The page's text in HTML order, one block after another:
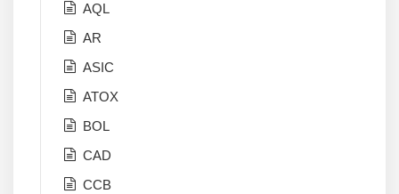
AQL
AR
ASIC
ATOX
BOL
CAD
CCB